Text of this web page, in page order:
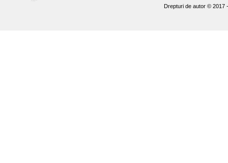
Drepturi de autor © 2017